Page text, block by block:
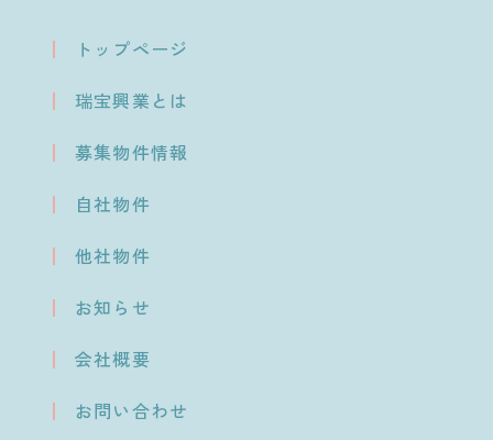
トップページ
瑞宝興業とは
募集物件情報
自社物件
他社物件
お知らせ
会社概要
お問い合わせ